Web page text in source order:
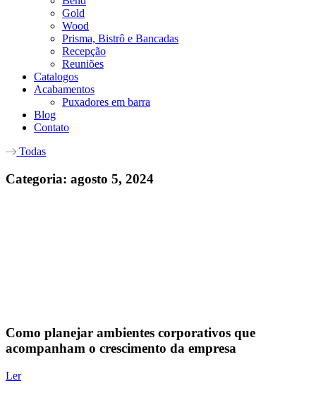
Gold
Wood
Prisma, Bistrô e Bancadas
Recepção
Reuniões
Catalogos
Acabamentos
Puxadores em barra
Blog
Contato
Todas
Categoria: agosto 5, 2024
Como planejar ambientes corporativos que
acompanham o crescimento da empresa
Ler